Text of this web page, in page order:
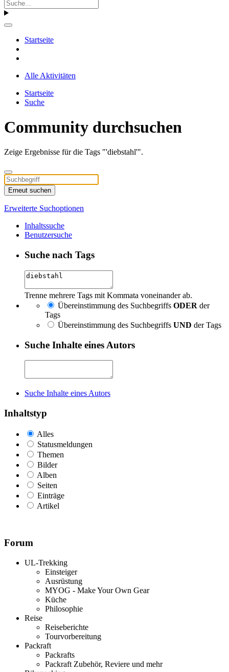
Startseite
Alle Aktivitäten
Startseite
Suche
Community durchsuchen
Zeige Ergebnisse für die Tags "'diebstahl'".
Erneut suchen
Erweiterte Suchoptionen
Inhaltssuche
Benutzersuche
Suche nach Tags
Trenne mehrere Tags mit Kommata voneinander ab.
Übereinstimmung des Suchbegriffs ODER der
Tags
Übereinstimmung des Suchbegriffs UND der Tags
Suche Inhalte eines Autors
Suche Inhalte eines Autors
Inhaltstyp
Alles
Statusmeldungen
Themen
Bilder
Alben
Seiten
Einträge
Artikel
Forum
UL-Trekking
Einsteiger
Ausrüstung
MYOG - Make Your Own Gear
Küche
Philosophie
Reise
Reiseberichte
Tourvorbereitung
Packraft
Packrafts
Packraft Zubehör, Reviere und mehr